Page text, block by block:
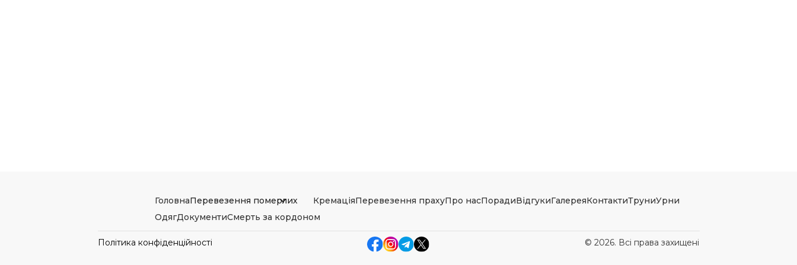
ГоловнаПеревезення померлих КремаціяПеревезення прахуПро насПорадиВідгукиГалереяКонтактиТруниУрни
ОдягДокументиСмерть за кордоном
Політика конфіденційності © 2026. Всі права захищені